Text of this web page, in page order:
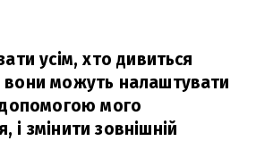
усім, хто дивиться
можуть налаштувати
допомогою мого
і змінити зовнішній